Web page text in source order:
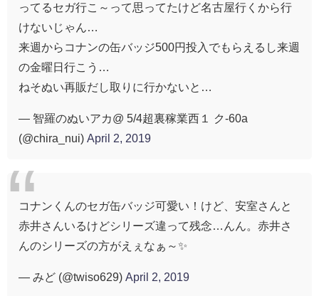
ってるセガ行こ～って思ってたけど名古屋行くから行
けないじゃん…
来週からコナンの缶バッジ500円投入でもらえるし来週
の金曜日行こう…
ねそぬい再販だし取りに行かないと…
— 智羅のぬいアカ@ 5/4超裏稼業西１ ク-60a
(@chira_nui) April 2, 2019
コナンくんのセガ缶バッジ可愛い！けど、安室さんと
赤井さんいるけどシリーズ違って残念…んん。赤井さ
んのシリーズの方がえぇなぁ～✨
— みど (@twiso629) April 2, 2019